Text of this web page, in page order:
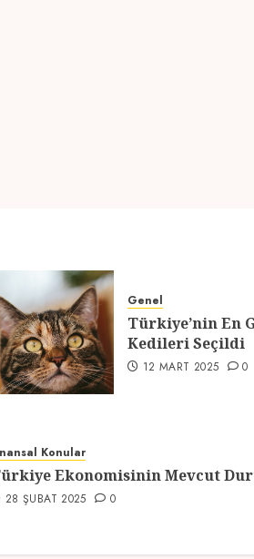
Genel
Türkiye’nin En
Kedileri Seçildi
12 MART 2025 0
Konular
Ekonomisinin Mevcut
28 ŞUBAT 2025 0